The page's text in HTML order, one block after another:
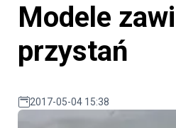
Modele
przystań
2017-05-04 15:38